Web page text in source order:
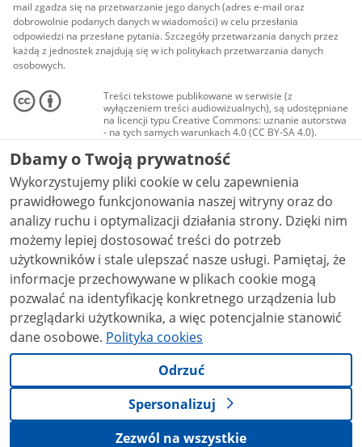
mail zgadza się na przetwarzanie jego danych (adres e-mail oraz
dobrowolnie podanych danych w wiadomości) w celu przesłania
odpowiedzi na przesłane pytania. Szczegóły przetwarzania danych przez
każdą z jednostek znajdują się w ich politykach przetwarzania danych
osobowych.
Treści tekstowe publikowane w serwisie (z
wyłączeniem treści audiowizualnych), są udostępniane
na licencji typu Creative Commons: uznanie autorstwa
- na tych samych warunkach 4.0 (CC BY-SA 4.0).
Materiały audiowizualne, w tym zdjęcia, materiały
audio i wideo, są udostępniane na licencji typu
Creative Commons: uznanie autorstwa użycie
niekomercyjne - bez utworów zależnych 4.0 (CC BY-
NC-ND 4.0), o ile nie jest to stwierdzone inaczej.
Dbamy o Twoją prywatność
Wykorzystujemy pliki cookie w celu zapewnienia
prawidłowego funkcjonowania naszej witryny oraz do
analizy ruchu i optymalizacji działania strony. Dzięki nim
możemy lepiej dostosować treści do potrzeb
użytkowników i stale ulepszać nasze usługi. Pamiętaj, że
informacje przechowywane w plikach cookie mogą
pozwalać na identyfikację konkretnego urządzenia lub
przeglądarki użytkownika, a więc potencjalnie stanowić
dane osobowe. Polityka cookies
Odrzuć
Spersonalizuj
Zezwól na wszystkie